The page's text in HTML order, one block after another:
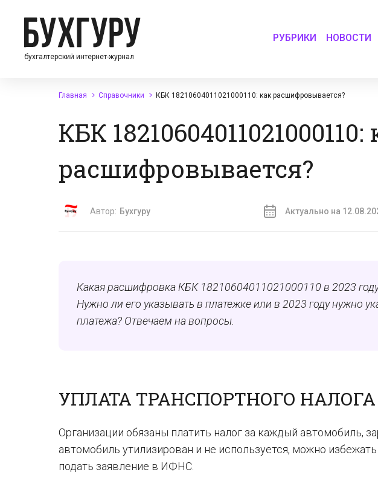
бухгалтерский интернет-журнал
РУБРИКИ НОВОСТИ
Главная Справочники КБК 18210604011021000110: как расшифровывается?
КБК 18210604011021000110:
расшифровывается?
Автор: Бухгуру Актуально на
Какая расшифровка КБК 18210604011021000110 в 2023
Нужно ли его указывать в платежке или в 2023 году нужно
платежа? Отвечаем на вопросы.
УПЛАТА ТРАНСПОРТНОГО НАЛОГА
Организации обязаны платить налог за каждый автомобиль,
автомобиль утилизирован и не используется, можно
подать заявление в ИФНС.